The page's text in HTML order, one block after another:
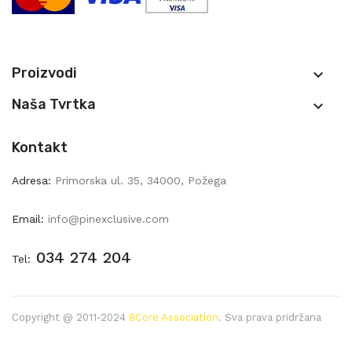
Proizvodi 
Naša Tvrtka 
Kontakt
Adresa: Primorska ul. 35, 34000, Požega
Email: info@pinexclusive.com
Tel: 034 274 204
Copyright @ 2011-2024 8Core Association. Sva prava pridržana